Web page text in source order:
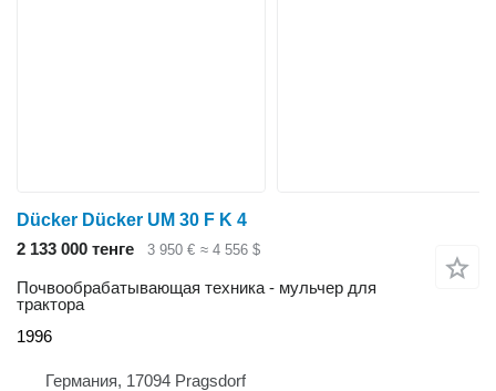
Dücker Dücker UM 30 F K 4
2 133 000 тенге
3 950 € ≈ 4 556 $
Почвообрабатывающая техника - мульчер для
трактора
1996
Германия, 17094 Pragsdorf